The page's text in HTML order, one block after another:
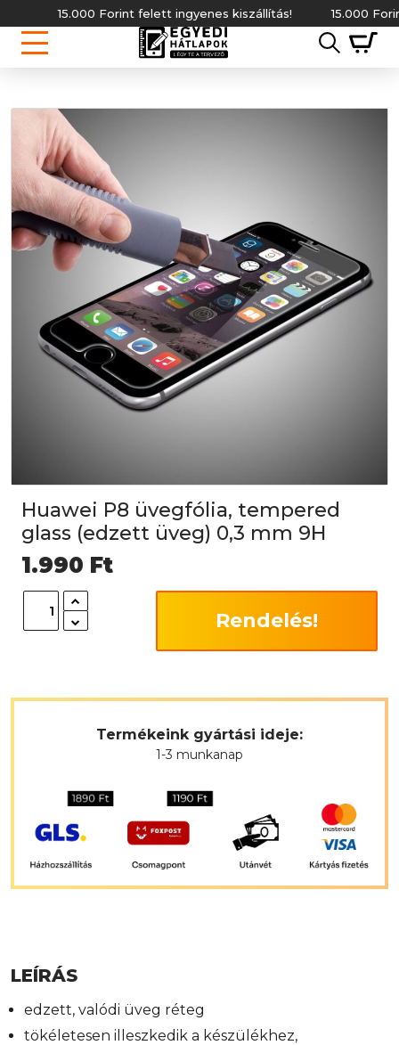
15.000 Forint felett ingyenes kiszállítás! 15.000 Forint
Huawei P8 üvegfólia, tempered
glass (edzett üveg) 0,3 mm 9H
1.990 Ft
Rendelés!
Termékeink gyártási ideje:
1-3 munkanap
LEÍRÁS
edzett, valódi üveg réteg
tökéletesen illeszkedik a készülékhez,